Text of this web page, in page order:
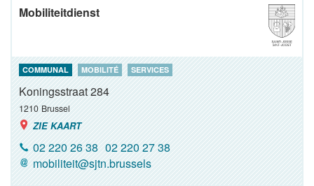
Mobiliteitdienst
COMMUNAL MOBILITÉ SERVICES
Koningsstraat 284
1210 Brussel
ZIE KAART
02 220 26 38 02 220 27 38
mobiliteit@sjtn.brussels